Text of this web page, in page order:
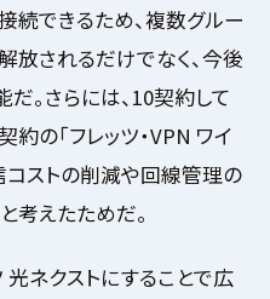
続できるため、複数グルー
放されるだけでなく、今後
。さらには、10契約して
約の「フレッツ・VPN ワイ
コストの削減や回線管理の
考えたためだ。
光ネクストにすることで広